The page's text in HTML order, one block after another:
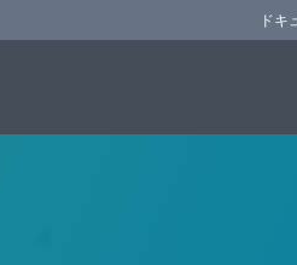
ドキ